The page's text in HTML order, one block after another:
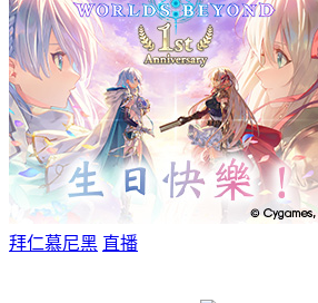
拜仁慕尼黑 直播